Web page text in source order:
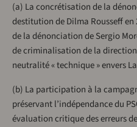
(a) La concrétisation de la
destitution de Dilma Rousseff en
de la dénonciation de Sergio
de criminalisation de la
neutralité « technique » envers
(b) La participation à la
préservant l’indépendance du
évaluation critique des erreurs